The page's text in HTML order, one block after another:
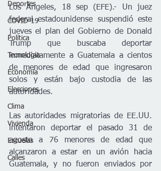
Deportes
COVID-19
Política
Tecnología
Economía
Elecciones
Clima
Vivienda
Escuelas
Calles
Los Ángeles, 18 sep (EFE).- Un juez
federal estadounidense suspendió este
jueves el plan del Gobierno de Donald
Trump que buscaba deportar
inmediatamente a Guatemala a cientos
de menores de edad que ingresaron
solos y están bajo custodia de las
autoridades.
Las autoridades migratorias de EE.UU.
intentaron deportar el pasado 31 de
agosto a 76 menores de edad que
alcanzaron a estar en un avión hacia
Guatemala, y no fueron enviados por